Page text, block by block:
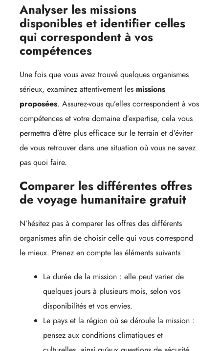
Analyser les missions
disponibles et identifier celles
qui correspondent à vos
compétences
Une fois que vous avez trouvé quelques organismes
sérieux, examinez attentivement les missions
proposées. Assurez-vous qu’elles correspondent à vos
compétences et votre domaine d’expertise, cela vous
permettra d’être plus efficace sur le terrain et d’éviter
de vous retrouver dans une situation où vous ne savez
pas quoi faire.
Comparer les différentes offres
de voyage humanitaire gratuit
N’hésitez pas à comparer les offres des différents
organismes afin de choisir celle qui vous correspond
le mieux. Prenez en compte les éléments suivants :
La durée de la mission : elle peut varier de
quelques jours à plusieurs mois, selon vos
disponibilités et vos envies.
Le pays et la région où se déroule la mission :
pensez aux conditions climatiques et